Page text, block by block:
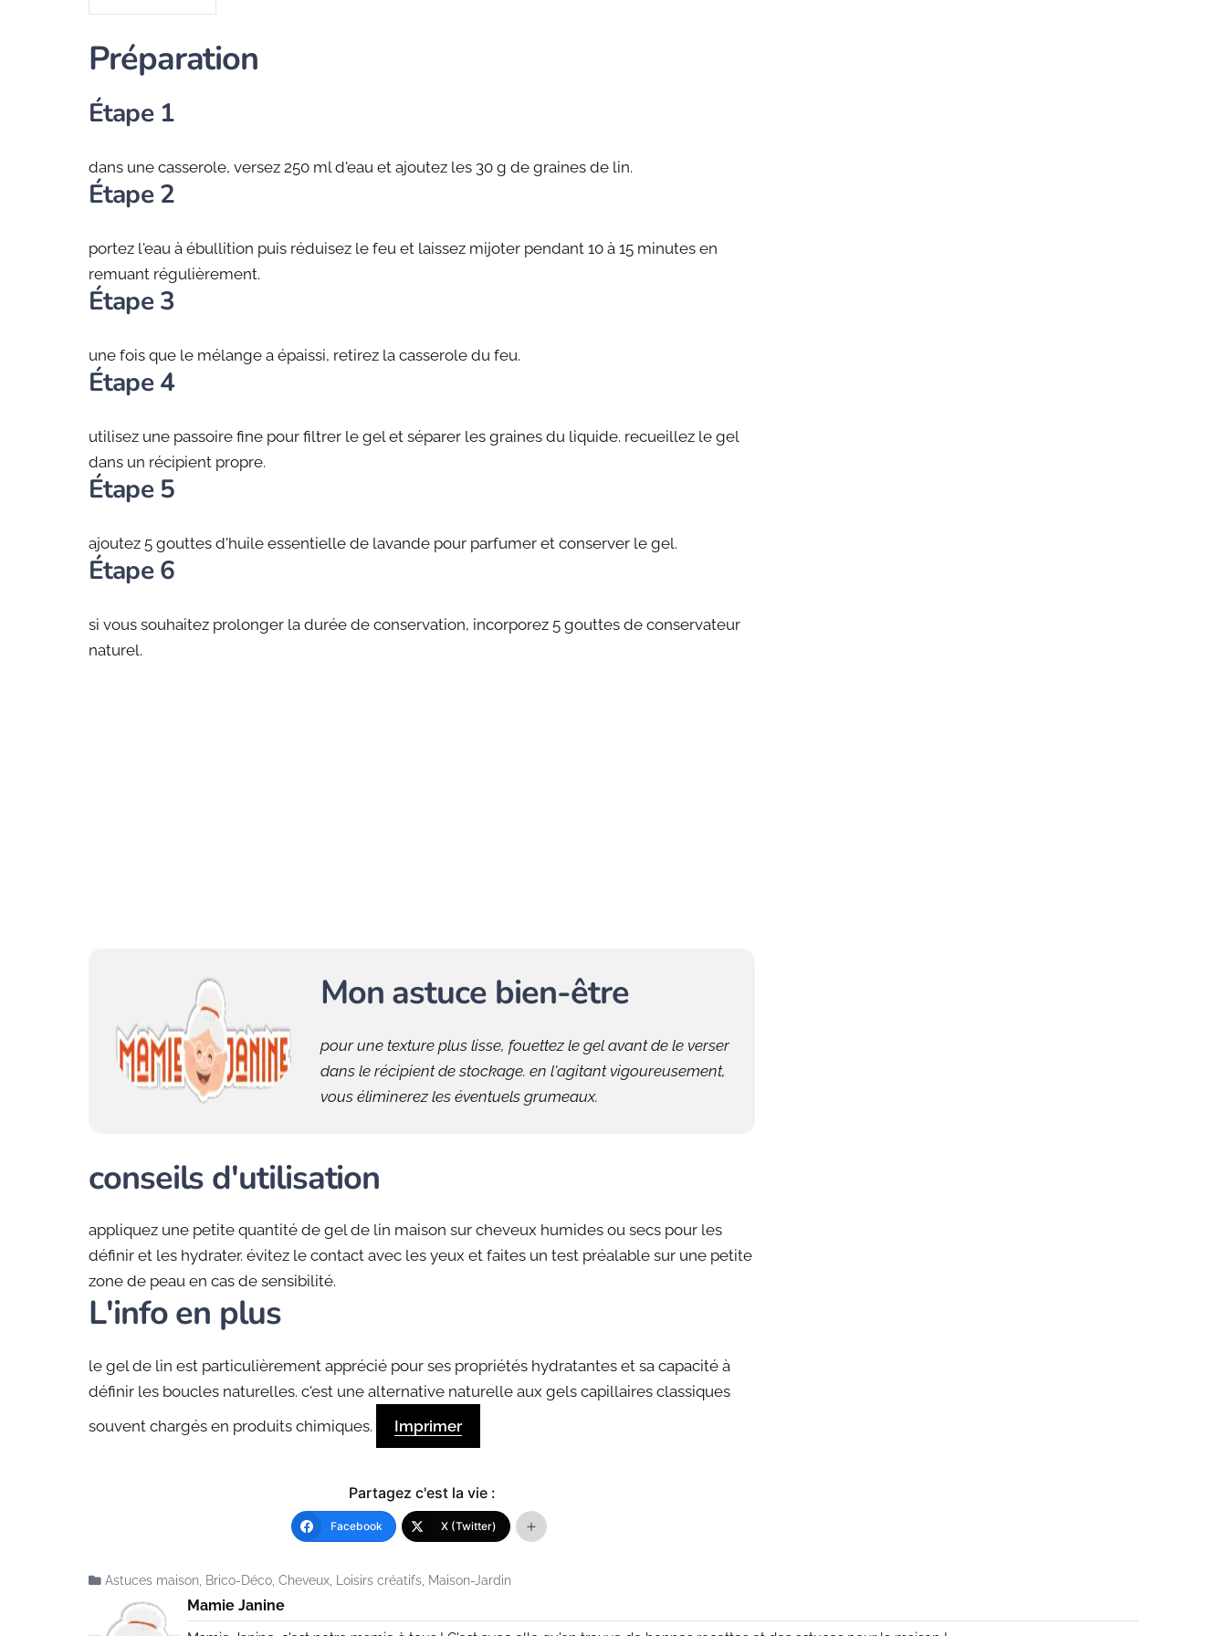
Préparation
Étape 1
dans une casserole, versez 250 ml d'eau et ajoutez les 30 g de graines de lin.
Étape 2
portez l'eau à ébullition puis réduisez le feu et laissez mijoter pendant 10 à 15 minutes en
remuant régulièrement.
Étape 3
une fois que le mélange a épaissi, retirez la casserole du feu.
Étape 4
utilisez une passoire fine pour filtrer le gel et séparer les graines du liquide. recueillez le gel
dans un récipient propre.
Étape 5
ajoutez 5 gouttes d'huile essentielle de lavande pour parfumer et conserver le gel.
Étape 6
si vous souhaitez prolonger la durée de conservation, incorporez 5 gouttes de conservateur
naturel.
Mon astuce bien-être
pour une texture plus lisse, fouettez le gel avant de le verser
dans le récipient de stockage. en l'agitant vigoureusement,
vous éliminerez les éventuels grumeaux.
conseils d'utilisation
appliquez une petite quantité de gel de lin maison sur cheveux humides ou secs pour les
définir et les hydrater. évitez le contact avec les yeux et faites un test préalable sur une petite
zone de peau en cas de sensibilité.
L'info en plus
le gel de lin est particulièrement apprécié pour ses propriétés hydratantes et sa capacité à
définir les boucles naturelles. c'est une alternative naturelle aux gels capillaires classiques
souvent chargés en produits chimiques.
Imprimer
Partagez c'est la vie :
Facebook X (Twitter)
Astuces maison Brico-Déco Cheveux Loisirs créatifs Maison-Jardin
Mamie Janine